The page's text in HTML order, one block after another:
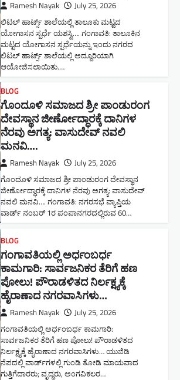
Ramesh Nayak July 25, 2026
ಲಿಟಲ್ ಹಾರ್ಟ್ಸ್ ಶಾಲೆಯಲ್ಲಿ ತಾಲೂಕು ಮಟ್ಟದ
ಯೋಗಾಸನ ಸ್ಪರ್ಧೆ ಯಶಸ್ವಿ…. ಗಂಗಾವತಿ: ತಾಲೂಕಿನ
ಮಟ್ಟದ ಯೋಗಾಸನ ಸ್ಪರ್ಧೆಯನ್ನು ಇಂದು ನಗರದ
ಲಿಟಲ್ ಹಾರ್ಟ್ಸ್ ಶಾಲೆಯಲ್ಲಿ ಅದ್ದೂರಿಯಾಗಿ
ಆಯೋಜಿಸಲಾಯಿತು.…
BLOG
ಗೊಂದೂಳಿ ಸಮಾಜದ ಶ್ರೀ ಪಾಂಡುರಂಗ
ದೇವಸ್ಥಾನ ಜೀರ್ಣೋದ್ಧಾರಕ್ಕೆ ದಾನಿಗಳ
ನೆರವು ಅಗತ್ಯ: ವಾಸುದೇವ್ ನವಲಿ
ಮನವಿ​….
Ramesh Nayak July 25, 2026
ಗೊಂದೂಳಿ ಸಮಾಜದ ಶ್ರೀ ಪಾಂಡುರಂಗ ದೇವಸ್ಥಾನ
ಜೀರ್ಣೋದ್ಧಾರಕ್ಕೆ ದಾನಿಗಳ ನೆರವು ಅಗತ್ಯ: ವಾಸುದೇವ್
ನವಲಿ ಮನವಿ​…. ಗಂಗಾವತಿ: ​ನಗರಸಭೆ ವ್ಯಾಪ್ತಿಯ
ವಾರ್ಡ್ ನಂಬರ್ 1ರ ಪಂಪಾನಗರದಲ್ಲಿರುವ 60…
BLOG
ಗಂಗಾವತಿಯಲ್ಲಿ ಅರ್ಧಂಬರ್ಧ
ಕಾಮಗಾರಿ: ಸಾರ್ವಜನಿಕರ ತೆರಿಗೆ ಹಣ
ಪೋಲು! ಪೌರಾಡಳಿತದ ನಿರ್ಲಕ್ಷ್ಯಕ್ಕೆ
ಹೈರಾಣಾದ ನಗರವಾಸಿಗಳು​…
Ramesh Nayak July 25, 2026
ಗಂಗಾವತಿಯಲ್ಲಿ ಅರ್ಧಂಬರ್ಧ ಕಾಮಗಾರಿ:
ಸಾರ್ವಜನಿಕರ ತೆರಿಗೆ ಹಣ ಪೋಲು! ಪೌರಾಡಳಿತದ
ನಿರ್ಲಕ್ಷ್ಯಕ್ಕೆ ಹೈರಾಣಾದ ನಗರವಾಸಿಗಳು​… ಯುಜಿಡಿ
ನೆಪದಲ್ಲಿ ವಾರ್ಡ್‌ಗಳಲ್ಲಿ ಗುಂಡಿ ತೋಡಿ ಮಾಯವಾದ
ಗುತ್ತಿಗೆದಾರರು; ವೃದ್ಧರು, ಅಂಗವಿಕಲರ…